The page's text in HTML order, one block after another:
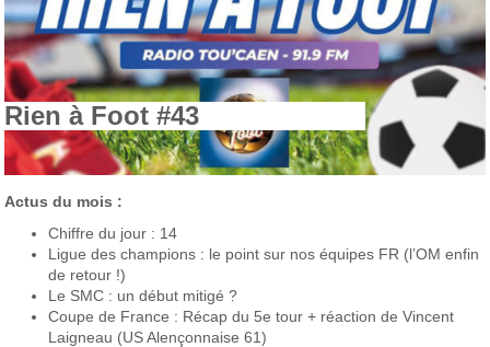
Rien à Foot #43
Actus du mois :
Chiffre du jour : 14
Ligue des champions : le point sur nos équipes FR (l’OM enfin
de retour !)
Le SMC : un début mitigé ?
Coupe de France : Récap du 5e tour + réaction de Vincent
Laigneau (US Alençonnaise 61)